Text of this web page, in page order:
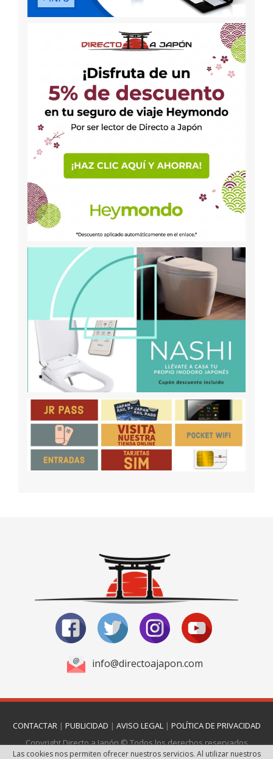
info@directoajapon.com
CONTACTAR | PUBLICIDAD | AVISO LEGAL | POLÍTICA DE PRIVACIDAD
Copyright Directo a Japón © Todos los derechos reservados
Las cookies nos permiten ofrecer nuestros servicios. Al utilizar nuestros